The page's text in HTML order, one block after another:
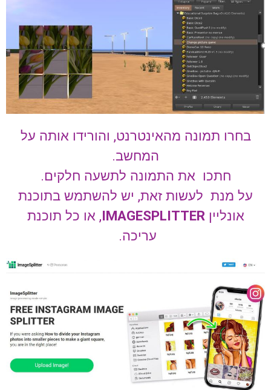
בחרו תמונה מהאינטרנט, והורידו אותה על
המחשב.
חתכו את התמונה לתשעה חלקים.
על מנת לעשות זאת, יש להשתמש בתוכנת
אונלייןIMAGESPLITTER, או כל תוכנת
עריכה.